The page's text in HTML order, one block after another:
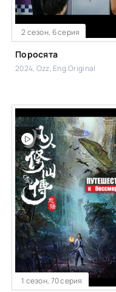
2 сезон, 6 серия
Поросята
2024, Ozz, Eng.Original
1 сезон, 70 серия